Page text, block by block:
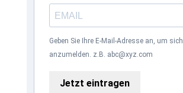
Geben Sie Ihre E-Mail-Adresse an, um sich
anzumelden. z.B. abc@xyz.com
Jetzt eintragen